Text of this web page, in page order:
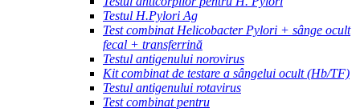
Testul H.Pylori Ag
Test combinat Helicobacter Pylori + sânge ocult
fecal + transferrină
Testul antigenului norovirus
Kit combinat de testare a sângelui ocult (Hb/TF)
Testul antigenului rotavirus
Test combinat pentru